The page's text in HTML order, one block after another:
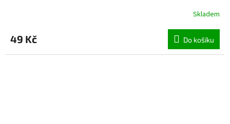
Skladem
49 Kč Do košíku